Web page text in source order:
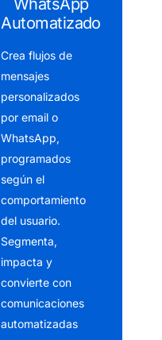
WhatsApp
Automatizado
Crea flujos de
mensajes
personalizados
por email o
WhatsApp,
programados
según el
comportamiento
del usuario.
Segmenta,
impacta y
convierte con
comunicaciones
automatizadas